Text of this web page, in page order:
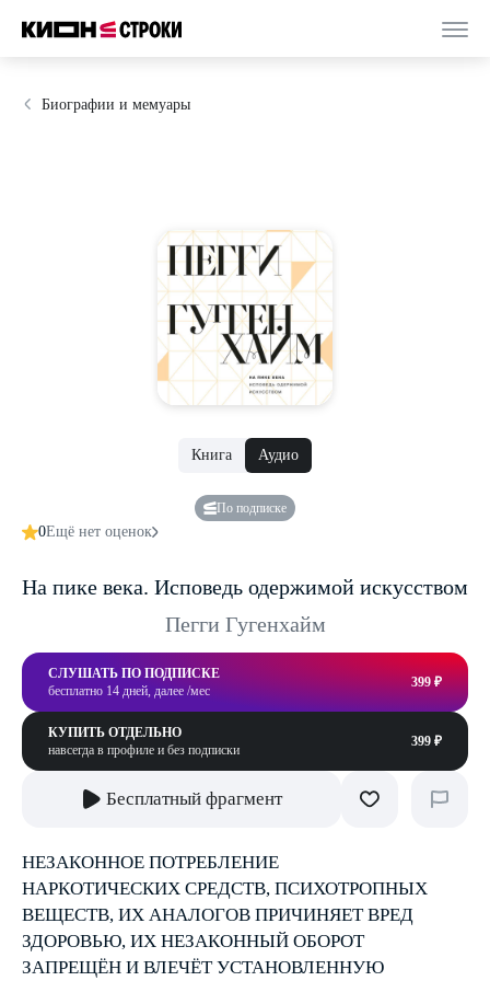
Биографии и мемуары
Книга Аудио
По подписке
0Ещё нет оценок
На пике века. Исповедь одержимой искусством
Пегги Гугенхайм
СЛУШАТЬ ПО ПОДПИСКЕ
бесплатно 14 дней, далее /мес
399 ₽
КУПИТЬ ОТДЕЛЬНО
навсегда в профиле и без подписки
399 ₽
Бесплатный фрагмент
НЕЗАКОННОЕ ПОТРЕБЛЕНИЕ
НАРКОТИЧЕСКИХ СРЕДСТВ, ПСИХОТРОПНЫХ
ВЕЩЕСТВ, ИХ АНАЛОГОВ ПРИЧИНЯЕТ ВРЕД
ЗДОРОВЬЮ, ИХ НЕЗАКОННЫЙ ОБОРОТ
ЗАПРЕЩЁН И ВЛЕЧЁТ УСТАНОВЛЕННУЮ